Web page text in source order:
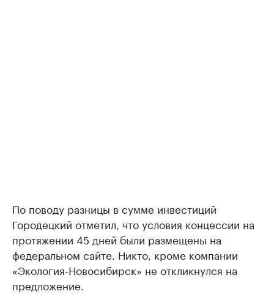
По поводу разницы в сумме инвестиций
Городецкий отметил, что условия концессии на
протяжении 45 дней были размещены на
федеральном сайте. Никто, кроме компании
«Экология-Новосибирск» не откликнулся на
предложение.